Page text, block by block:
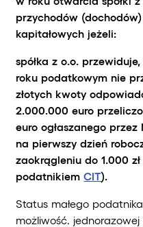
przychodów
kapitałowych jeżeli:
spółka z o.o.
roku podatkowym nie
złotych kwoty
2.000.000 euro
euro ogłaszanego przez
na pierwszy dzień
zaokrągleniu do 1.000
podatnikiemCIT).
Status małego
możliwość.